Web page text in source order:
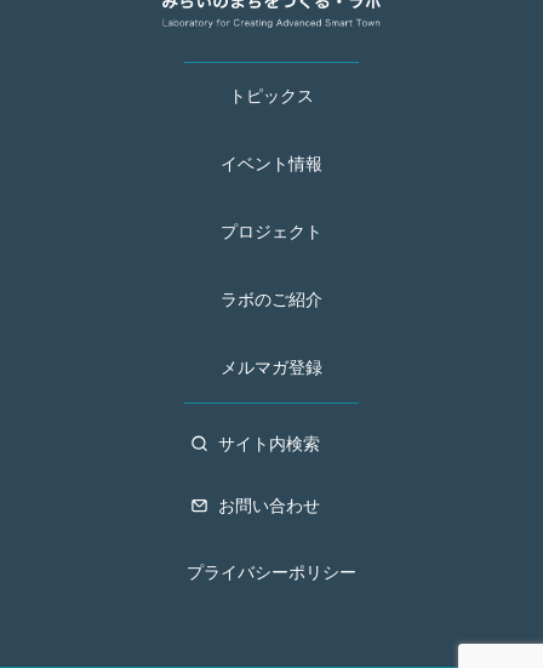
トピックス
イベント情報
プロジェクト
ラボのご紹介
メルマガ登録
サイト内検索
お問い合わせ
プライバシーポリシー